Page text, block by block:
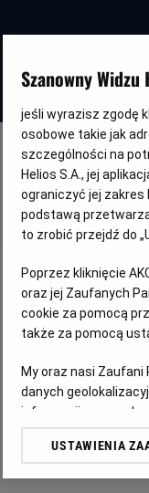
Szanowny Widzu
jeśli wyrazisz zgodę
osobowe takie jak
szczególności na
Helios S.A., jej
ograniczyć jej zakres
podstawą
to zrobić przejdź do
Poprzez kliknięcie
oraz jej Zaufanych
cookie za pomocą
także za pomocą
My oraz nasi
danych
informacji na
odbiorców i
USTAWIENIA